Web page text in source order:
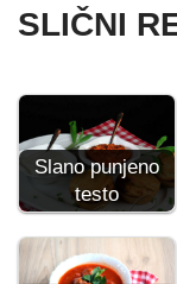
SLIČNI
Slano punjeno
testo